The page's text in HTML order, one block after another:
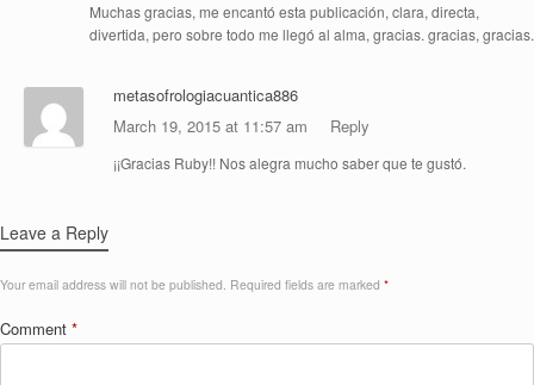
Muchas gracias, me encantó esta publicación, clara, directa,
divertida, pero sobre todo me llegó al alma, gracias. gracias, gracias.
metasofrologiacuantica886
March 19, 2015 at 11:57 am
Reply
¡¡Gracias Ruby!! Nos alegra mucho saber que te gustó.
Leave a Reply
Your email address will not be published. Required fields are marked *
Comment *